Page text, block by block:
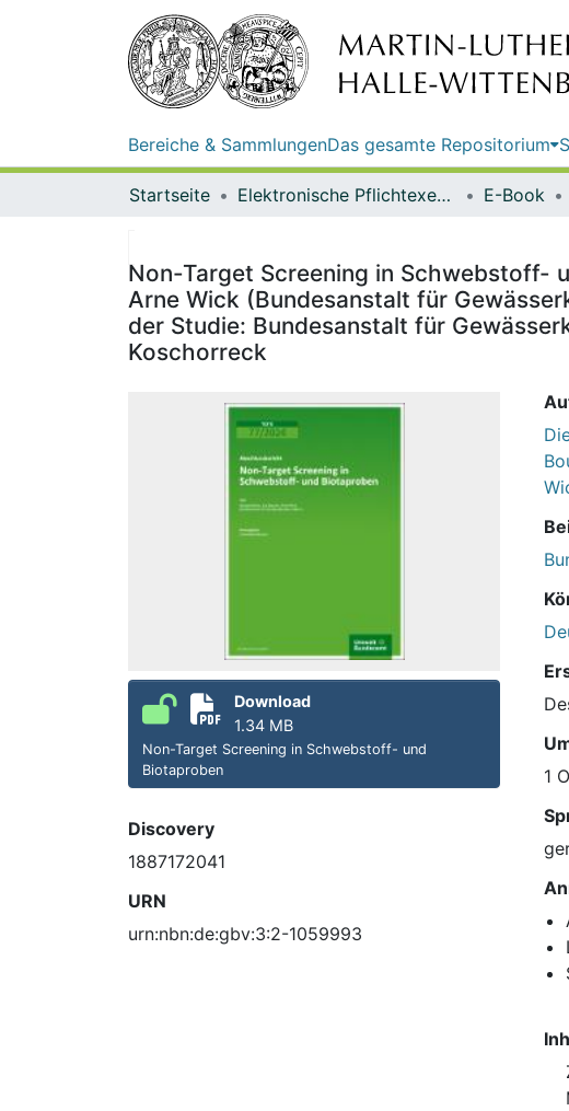
Bereiche & SammlungenDas gesamte Repositorium
Startseite Elektronische Pflichtexemplare E-Book
Non-Target Screening in Schwebstoff-
Arne Wick (Bundesanstalt für
der Studie: Bundesanstalt für
Koschorreck
Download
1.34 MB
Non-Target Screening in Schwebstoff- und
Biotaproben
Discovery
1887172041
URN
urn:nbn:de:gbv:3:2-1059993
1